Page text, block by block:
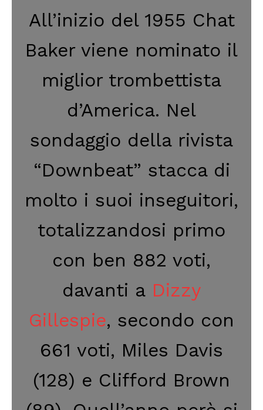
All’inizio del 1955 Chat
Baker viene nominato il
miglior trombettista
d’America. Nel
sondaggio della rivista
“Downbeat” stacca di
molto i suoi inseguitori,
totalizzandosi primo
con ben 882 voti,
davanti a Dizzy
Gillespie, secondo con
661 voti, Miles Davis
(128) e Clifford Brown